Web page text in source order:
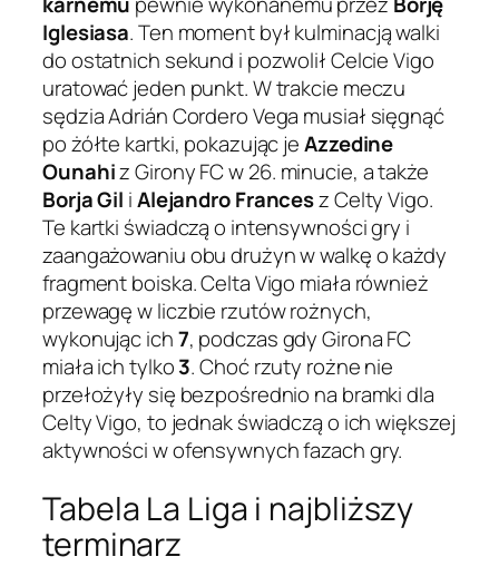
Iglesiasa. Ten moment był kulminacją walki
do ostatnich sekund i pozwolił Celcie Vigo
uratować jeden punkt. W trakcie meczu
sędzia Adrián Cordero Vega musiał sięgnąć
po żółte kartki, pokazując jeAzzedine
Ounahiz Girony FC w 26. minucie, a także
Borja Gil iAlejandro Francesz Celty Vigo.
Te kartki świadczą o intensywności gry i
zaangażowaniu obu drużyn w walkę o każdy
fragment boiska. Celta Vigo miała również
przewagę w liczbie rzutów rożnych,
wykonując ich7, podczas gdy Girona FC
miała ich tylko3. Choć rzuty rożne nie
przełożyły się bezpośrednio na bramki dla
Celty Vigo, to jednak świadczą o ich większej
aktywności w ofensywnych fazach gry.
Tabela La Liga i najbliższy
terminarz